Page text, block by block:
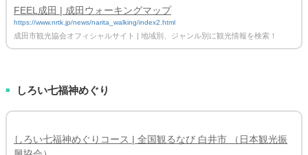
FEEL成田 | 成田ウォーキングマップ
https://www.nrtk.jp/news/narita_walking/index2.html
成田市観光協会オフィシャルサイト | 地域別、ジャンル別に観光情報を検索！
■ しろい七福神めぐり
しろい七福神めぐりコース | 全国観るなび 白井市 （日本観光振